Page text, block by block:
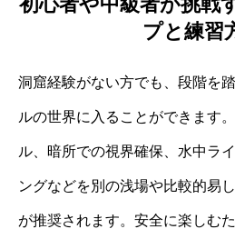
プと練習
洞窟経験がない方でも、段階を
ルの世界に入ることができます
ル、暗所での視界確保、水中ラ
ングなどを別の浅場や比較的易
が推奨されます。安全に楽しむ